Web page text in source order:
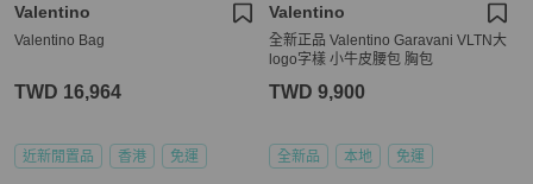
Valentino
Valentino Bag
TWD 16,964
近新閒置品 香港 免運
Valentino
全新正品 Valentino Garavani VLTN大
logo字樣 小牛皮腰包 胸包
TWD 9,900
全新品 本地 免運